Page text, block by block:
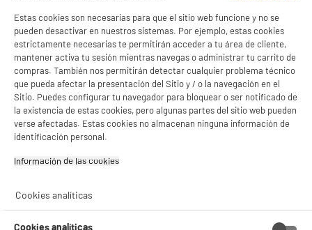
BIENVENIDO a ELECTRO
DEPOT
Con el fin de mejorar tu experiencia, y tras tu consentimiento, ELECTRO DEPOT
y sus socios utilizan cookies que procesan tus datos personales para:
- compartir contenido adaptado a tus preferencias
- ofrecer publicidad y comunicaciones personalizadas
- analizar el tráfico en nuestro sitio web Consulta la política de cookies.
Si aceptas, la experiencia será aún mejor. Si no acepta, se utilizarán cookies
estadísticas anónimas basadas en tu navegación. Puedes oponerte a su uso
gestionando sus cookies.
Estas cookies son necesarias para que el sitio web funcione y no se
pueden desactivar en nuestros sistemas. Por ejemplo, estas cookies
estrictamente necesarias te permitirán acceder a tu área de cliente,
mantener activa tu sesión mientras navegas o administrar tu carrito de
compras. También nos permitirán detectar cualquier problema técnico
que pueda afectar la presentación del Sitio y / o la navegación en el
Sitio. Puedes configurar tu navegador para bloquear o ser notificado de
la existencia de estas cookies, pero algunas partes del sitio web pueden
verse afectadas. Estas cookies no almacenan ninguna información de
identificación personal.
Información de las cookies‎
Cookies analíticas
Cookies analíticas